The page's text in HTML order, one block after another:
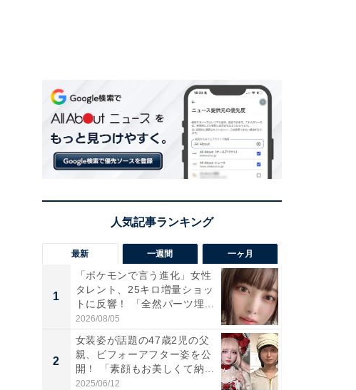
最新 一週間 一ヶ月
1
「ポケモンで言う進化」女性
タレント、25キロ増量ショッ
トに反響！ 「全然パーツ埋...
2026/08/05
2
女装姿が話題の47歳2児の父
親、ビフォーアフター姿を公
開！ 「素顔もお美しくて納...
2025/06/12